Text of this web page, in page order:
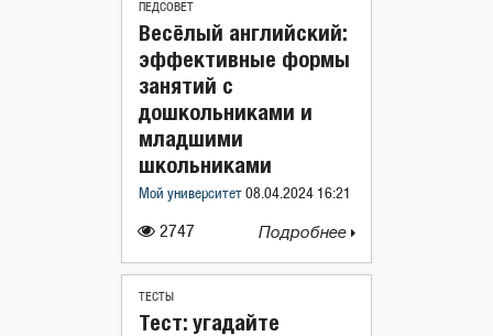
ПЕДСОВЕТ
2747
Весёлый английский:
эффективные формы
занятий с
дошкольниками и
младшими
школьниками
Мой университет 08.04.2024 16:21
Подробнее
ТЕСТЫ
Тест: угадайте